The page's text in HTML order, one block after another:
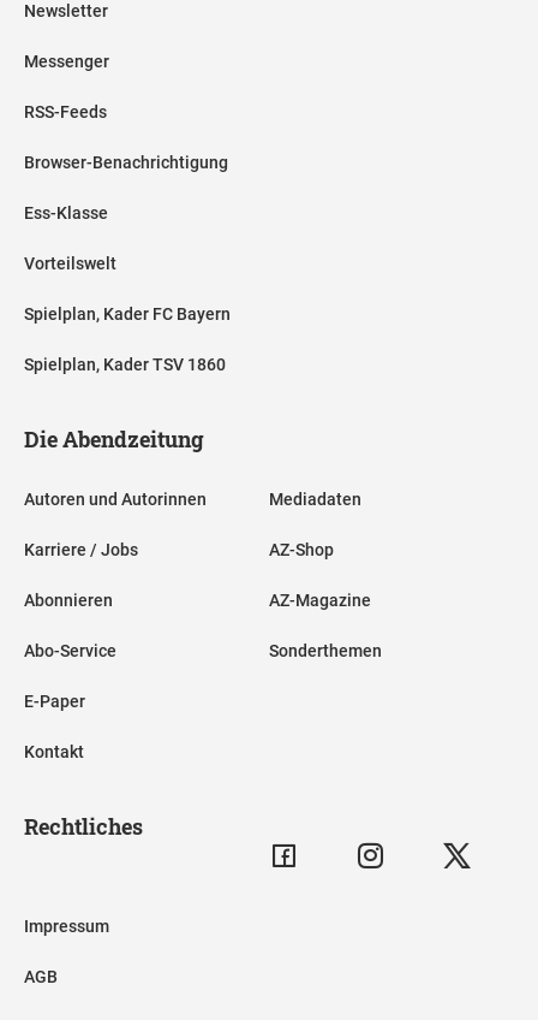
Newsletter
Messenger
RSS-Feeds
Browser-Benachrichtigung
Ess-Klasse
Vorteilswelt
Spielplan, Kader FC Bayern
Spielplan, Kader TSV 1860
Die Abendzeitung
Autoren und Autorinnen
Karriere / Jobs
Abonnieren
Abo-Service
E-Paper
Kontakt
Mediadaten
AZ-Shop
AZ-Magazine
Sonderthemen
Rechtliches
Impressum
AGB